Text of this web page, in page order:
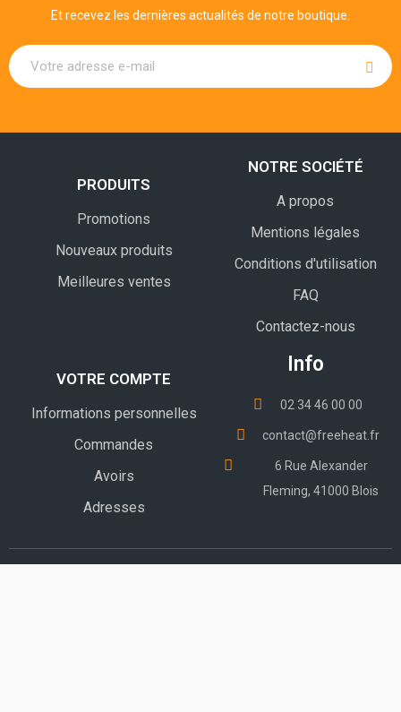
Et recevez les dernières actualités de notre boutique.
PRODUITS
Promotions
Nouveaux produits
Meilleures ventes
NOTRE SOCIÉTÉ
A propos
Mentions légales
Conditions d'utilisation
FAQ
Contactez-nous
VOTRE COMPTE
Informations personnelles
Commandes
Avoirs
Adresses
Info
02 34 46 00 00
contact@freeheat.fr
6 Rue Alexander
Fleming, 41000 Blois